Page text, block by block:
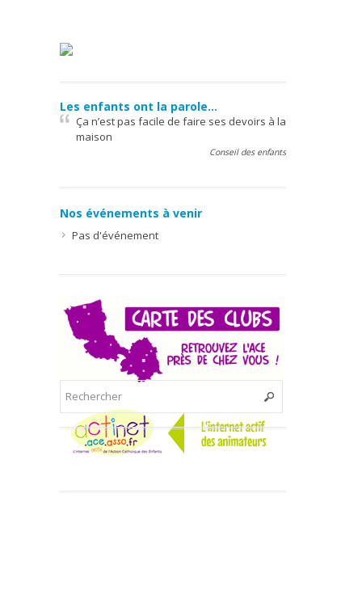
Les enfants ont la parole…
Ça n’est pas facile de faire ses devoirs à la
maison
Conseil des enfants
Nos événements à venir
Pas d'événement